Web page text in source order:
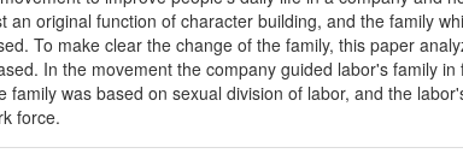
an original function of character building, and the family
To make clear the change of the family, this paper
In the movement the company guided labor's family
family was based on sexual division of labor, and the
force.